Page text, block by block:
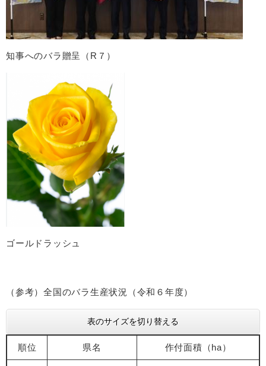
知事へのバラ贈呈（R７）
ゴールドラッシュ
（参考）全国のバラ生産状況（令和６年度）
表のサイズを切り替える
順位 県名 作付面積（ha）